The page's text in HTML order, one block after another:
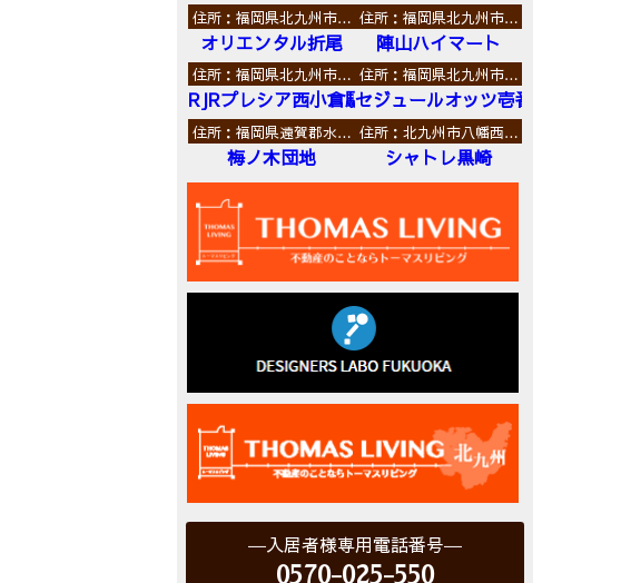
住所：福岡県北九州市…
オリエンタル折尾
住所：福岡県北九州市…
陣山ハイマート
住所：福岡県北九州市…
RJRプレシア西小倉駅前
住所：福岡県北九州市…
セジュールオッツ壱番館
住所：福岡県遠賀郡水…
梅ノ木団地
住所：北九州市八幡西…
シャトレ黒崎
入居者様専用電話番号
0570-025-550